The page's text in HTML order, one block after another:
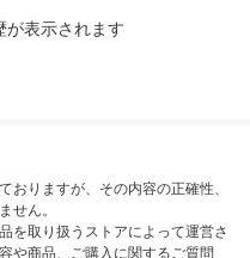
が表示されます
おりますが、その内容の正確性、
せん。
を取り扱うストアによって運営さ
や商品、ご購入に関するご質問